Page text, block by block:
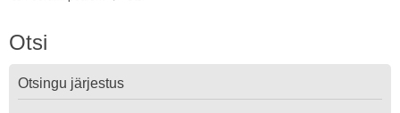
Otsi
Otsingu järjestus